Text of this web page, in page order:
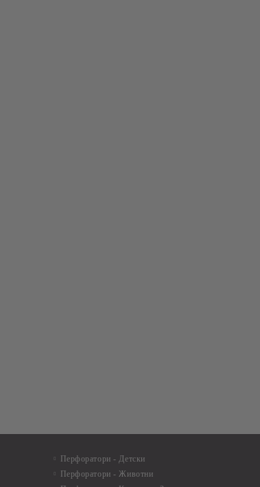
Перфоратори - Детски
Перфоратори - Животни